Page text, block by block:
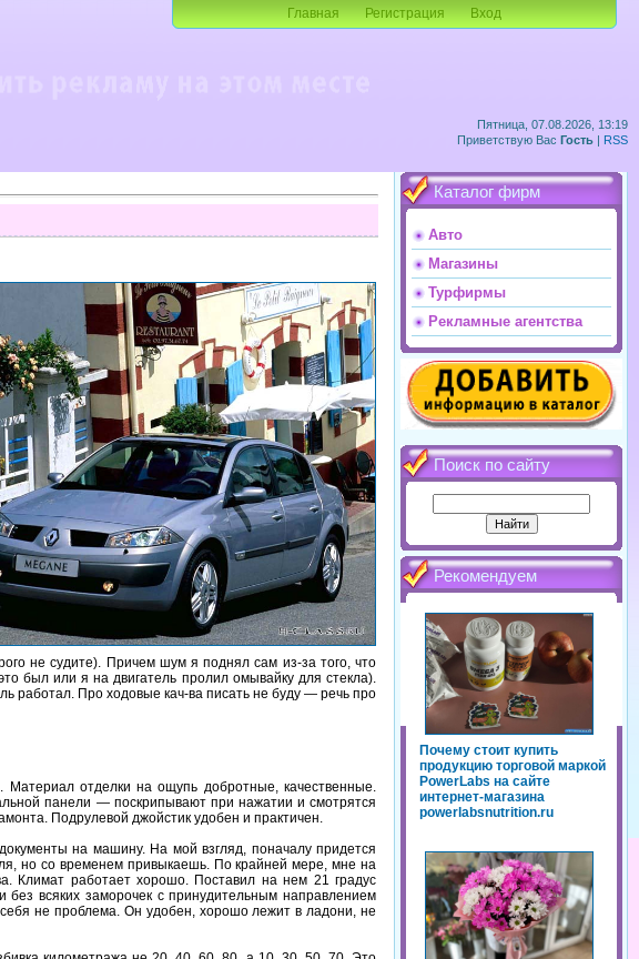
Пятница, 07.08.2026, 13:19
Приветствую Вас Гость | RSS
Главная Регистрация Вход
не судите). Причем шум я поднял сам из-за того, что
был или я на двигатель пролил омывайку для стекла).
работал. Про ходовые кач-ва писать не буду — речь про
отделки на ощупь добротные, качественные.
панели — поскрипывают при нажатии и смотрятся
Подрулевой джойстик удобен и практичен.
на машину. На мой взгляд, поначалу придется
но со временем привыкаешь. По крайней мере, мне на
Климат работает хорошо. Поставил на нем 21 градус
всяких заморочек с принудительным направлением
не проблема. Он удобен, хорошо лежит в ладони, не
Каталог фирм
Авто
Магазины
Турфирмы
Рекламные агентства
Поиск по сайту
Рекомендуем
Почему стоит купить
продукцию торговой маркой
PowerLabs на сайте
интернет-магазина
powerlabsnutrition.ru